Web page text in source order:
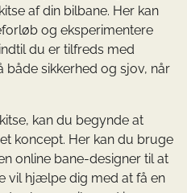
af din bilbane. Her kan
og eksperimentere
du er tilfreds med
sikkerhed og sjov, når
kan du begynde at
koncept. Her kan du bruge
online bane-designer til at
vil hjælpe dig med at få en